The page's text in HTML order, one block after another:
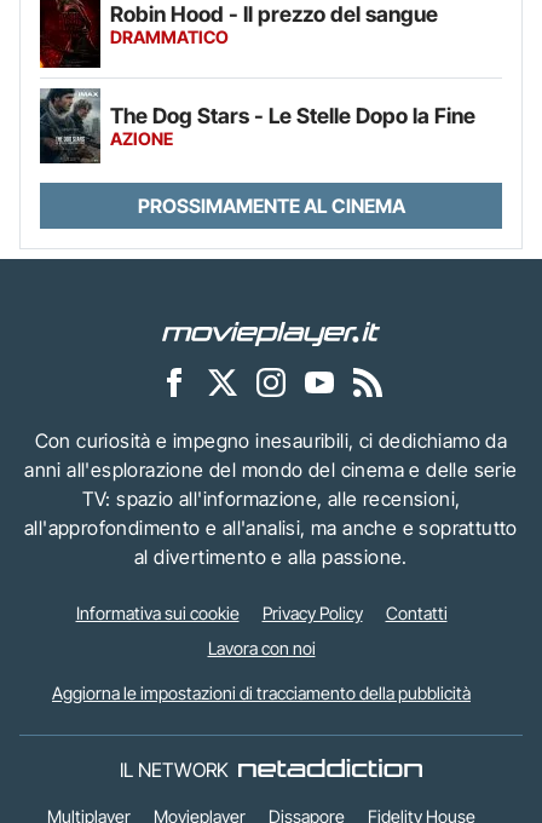
Robin Hood - Il prezzo del sangue
DRAMMATICO
The Dog Stars - Le Stelle Dopo la Fine
AZIONE
PROSSIMAMENTE AL CINEMA
Con curiosità e impegno inesauribili, ci dedichiamo da
anni all'esplorazione del mondo del cinema e delle serie
TV: spazio all'informazione, alle recensioni,
all'approfondimento e all'analisi, ma anche e soprattutto
al divertimento e alla passione.
Informativa sui cookie Privacy Policy
Contatti
Lavora con noi
Aggiorna le impostazioni di tracciamento della pubblicità
IL NETWORK
Multiplayer Movieplayer Dissapore Fidelity House